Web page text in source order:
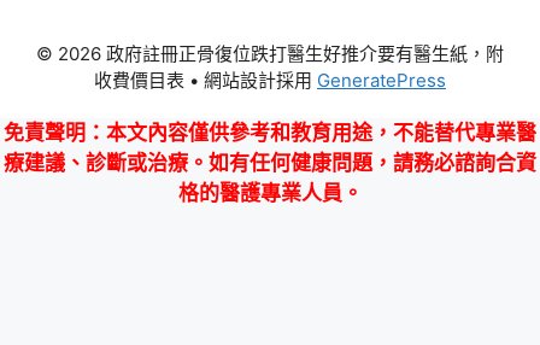
© 2026 政府註冊正骨復位跌打醫生好推介要有醫生紙，附
收費價目表 • 網站設計採用 GeneratePress
免責聲明 ：本文內容僅供參考和教育用途，不能替代專業醫
療建議、診斷或治療。如有任何健康問題，請務必諮詢合資
格的醫護專業人員。